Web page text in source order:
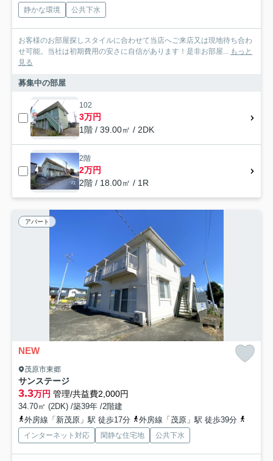
静かな環境 公共下水
お客様のお部屋探しスタイルに合わせて当店へご来店又は現地待ち合わ
せ可能。当社は初期費用の安さに自信があります！是非お部屋... もっと
見る
募集中の部屋
102
3万円
1階 / 39.00㎡ / 2DK
2階
2万円
2階 / 18.00㎡ / 1R
アパート
NEW
茂原市東郷
サンステージ
3.3万円 管理/共益費2,000円
34.70㎡ (2DK) /築39年 /2階建
外房線「新茂原」駅 徒歩17分
外房線「茂原」駅 徒歩39分
インターネット対応 閑静な住宅地 公共下水